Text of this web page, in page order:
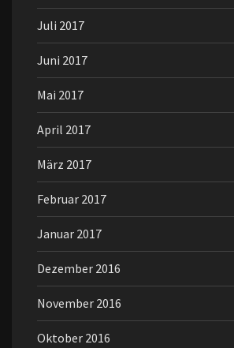
Juli 2017
Juni 2017
Mai 2017
April 2017
März 2017
Februar 2017
Januar 2017
Dezember 2016
November 2016
Oktober 2016